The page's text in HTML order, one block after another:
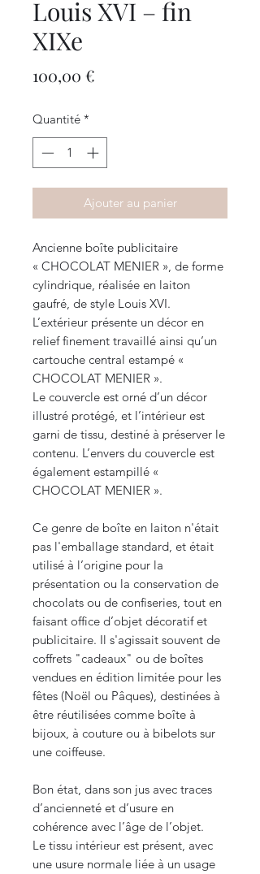
Louis XVI – fin
XIXe
100,00 €
Quantité *
Ajouter au panier
Ancienne boîte publicitaire
« CHOCOLAT MENIER », de forme
cylindrique, réalisée en laiton
gaufré, de style Louis XVI.
L’extérieur présente un décor en
relief finement travaillé ainsi qu’un
cartouche central estampé «
CHOCOLAT MENIER ».
Le couvercle est orné d’un décor
illustré protégé, et l’intérieur est
garni de tissu, destiné à préserver le
contenu. L’envers du couvercle est
également estampillé «
CHOCOLAT MENIER ».
Ce genre de boîte en laiton n'était
pas l'emballage standard, et était
utilisé à l’origine pour la
présentation ou la conservation de
chocolats ou de confiseries, tout en
faisant office d’objet décoratif et
publicitaire. Il s'agissait souvent de
coffrets "cadeaux" ou de boîtes
vendues en édition limitée pour les
fêtes (Noël ou Pâques), destinées à
être réutilisées comme boîte à
bijoux, à couture ou à bibelots sur
une coiffeuse.
Bon état, dans son jus avec traces
d’ancienneté et d’usure en
cohérence avec l’âge de l’objet.
Le tissu intérieur est présent, avec
une usure normale liée à un usage